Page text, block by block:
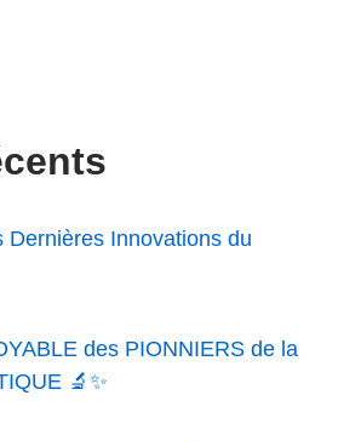
Dernières Innovations du
des PIONNIERS de la
🔬✨